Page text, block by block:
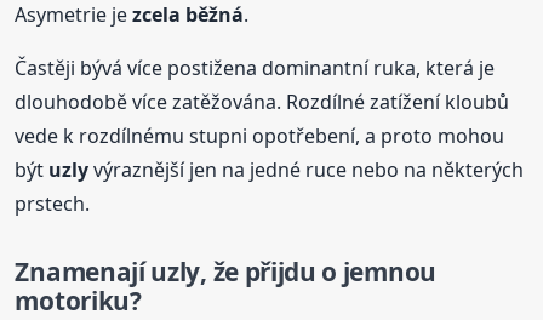
Asymetrie jezcela běžná.
Častěji bývá více postižena dominantní ruka, která je
dlouhodobě více zatěžována. Rozdílné zatížení kloubů
vede k rozdílnému stupni opotřebení, a proto mohou
být uzlyvýraznější jen na jedné ruce nebo na některých
prstech.
Znamenajíuzly, že přijdu o jemnou
motoriku?